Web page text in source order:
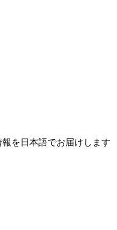
を日本語でお届けします